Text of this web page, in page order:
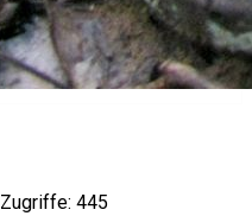
Zugriffe: 445